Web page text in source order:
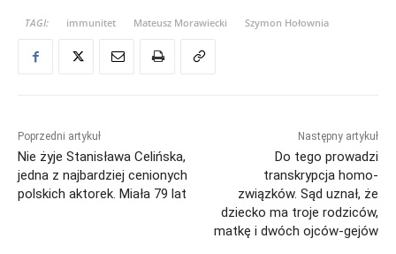
TAGI: immunitet Mateusz Morawiecki Szymon Hołownia
Poprzedni artykuł
Nie żyje Stanisława Celińska,
jedna z najbardziej cenionych
polskich aktorek. Miała 79 lat
Następny artykuł
Do tego prowadzi
transkrypcja homo-
związków. Sąd uznał, że
dziecko ma troje rodziców,
matkę i dwóch ojców-gejów